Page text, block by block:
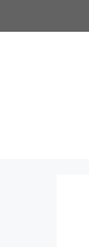
al